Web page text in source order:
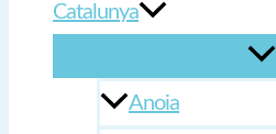
Catalunya
Anoia